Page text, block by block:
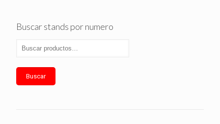
Buscar stands por numero
Buscar